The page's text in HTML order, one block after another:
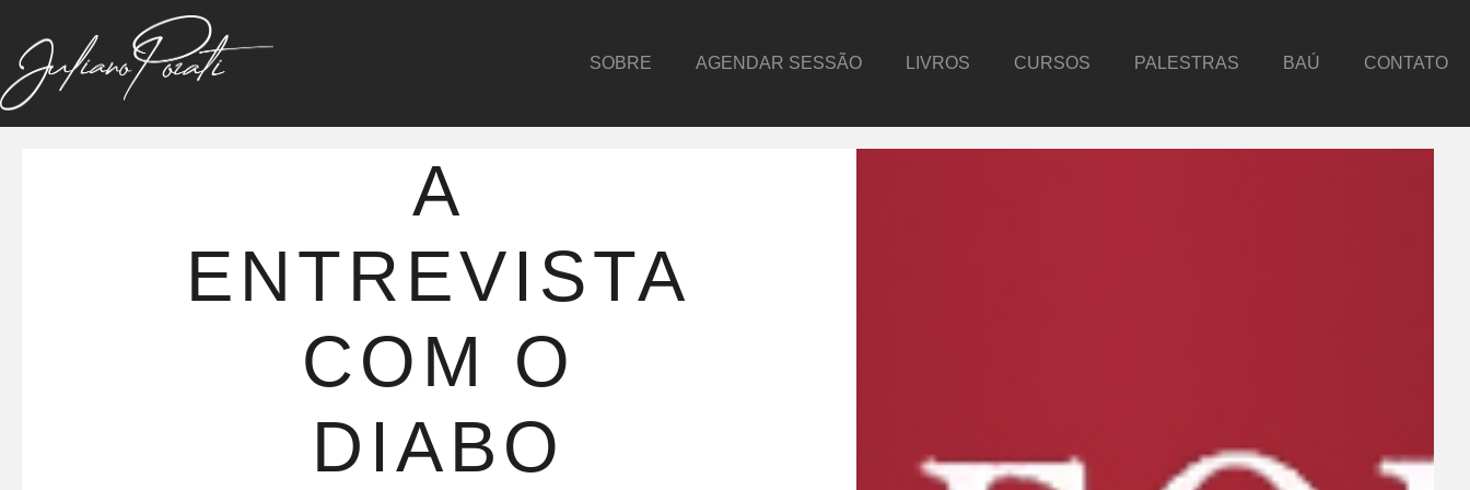
SOBRE AGENDAR SESSÃO LIVROS CURSOS PALESTRAS BAÚ CONTATO
A
ENTREVISTA
COM O
DIABO